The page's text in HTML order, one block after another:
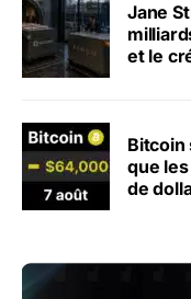
Jane
et le
Bitcoin
que
de